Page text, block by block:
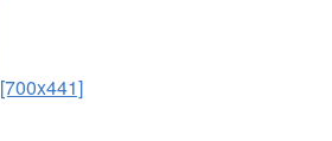
[700x441]